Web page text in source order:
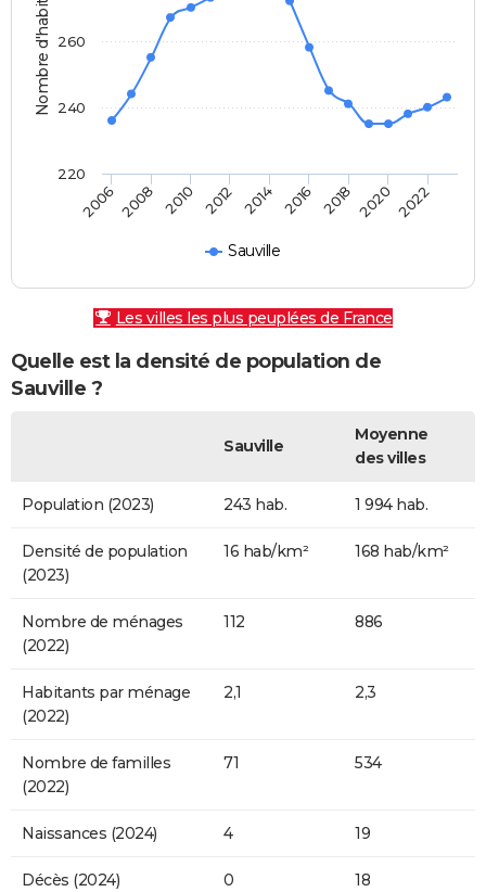
Nombre d'habitants
Sauville
20062008 2010 2012 2014 2016 2018 2020 2022
240
260
220
Les villes les plus peuplées de France
Quelle est la densité de population de
Sauville ?
Sauville
Moyenne
des villes
Population (2023) 243 hab. 1 994 hab.
Densité de population
(2023)
16 hab/km² 168 hab/km²
Nombre de ménages
(2022)
112 886
Habitants par ménage
(2022)
2,1 2,3
Nombre de familles
(2022)
71 534
Naissances (2024) 4 19
Décès (2024) 0 18